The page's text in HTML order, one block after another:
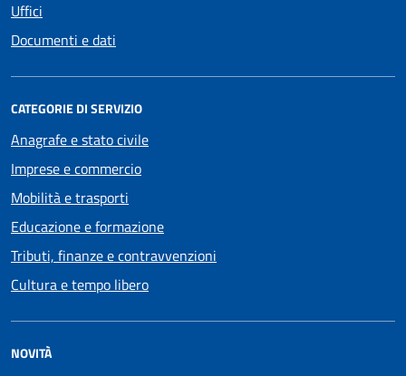
Uffici
Documenti e dati
CATEGORIE DI SERVIZIO
Anagrafe e stato civile
Imprese e commercio
Mobilità e trasporti
Educazione e formazione
Tributi, finanze e contravvenzioni
Cultura e tempo libero
NOVITÀ